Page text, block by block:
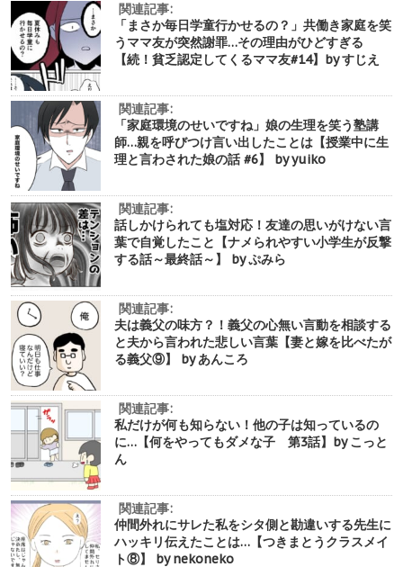
関連記事:
「まさか毎日学童行かせるの？」共働き家庭を笑
うママ友が突然謝罪…その理由がひどすぎる
【続！貧乏認定してくるママ友#14】by すじえ
関連記事:
「家庭環境のせいですね」娘の生理を笑う塾講
師…親を呼びつけ言い出したことは【授業中に生
理と言わされた娘の話 #6】 by yuiko
関連記事:
話しかけられても塩対応！友達の思いがけない言
葉で自覚したこと【ナメられやすい小学生が反撃
する話～最終話～】 by ぷみら
関連記事:
夫は義父の味方？！義父の心無い言動を相談する
と夫から言われた悲しい言葉【妻と嫁を比べたが
る義父⑨】 by あんころ
関連記事:
私だけが何も知らない！他の子は知っているの
に…【何をやってもダメな子 第3話】by こっと
ん
関連記事:
仲間外れにサレた私をシタ側と勘違いする先生に
ハッキリ伝えたことは…【つきまとうクラスメイ
ト⑧】 by nekoneko